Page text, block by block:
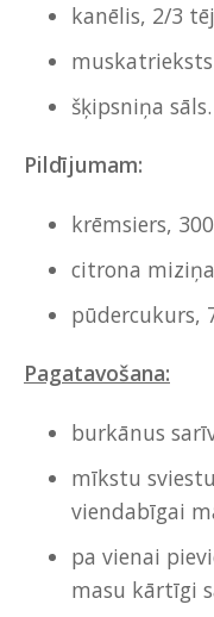
kanēlis, 2/3
šķipsniņa sāls.
Pildījumam:
krēmsiers,
citrona
pūdercukurs,
Pagatavošana:
burkānus
mīkstu
viendabīgai
pa vienai
masu kārtīgi